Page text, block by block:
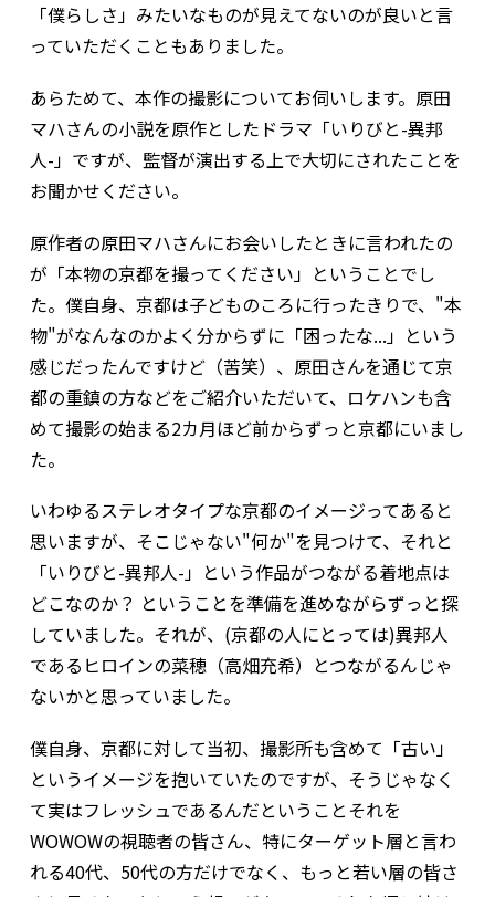
「僕らしさ」みたいなものが見えてないのが良いと言
っていただくこともありました。
――あらためて、本作の撮影についてお伺いします。原田
マハさんの小説を原作としたドラマ「いりびと-異邦
人-」ですが、監督が演出する上で大切にされたことを
お聞かせください。
原作者の原田マハさんにお会いしたときに言われたの
が「本物の京都を撮ってください」ということでし
た。僕自身、京都は子どものころに行ったきりで、"本
物"がなんなのかよく分からずに「困ったな...」という
感じだったんですけど（苦笑）、原田さんを通じて京
都の重鎮の方などをご紹介いただいて、ロケハンも含
めて撮影の始まる2カ月ほど前からずっと京都にいまし
た。
いわゆるステレオタイプな京都のイメージってあると
思いますが、そこじゃない"何か"を見つけて、それと
「いりびと-異邦人-」という作品がつながる着地点は
どこなのか？ ということを準備を進めながらずっと探
していました。それが、(京都の人にとっては)異邦人
であるヒロインの菜穂（高畑充希）とつながるんじゃ
ないかと思っていました。
僕自身、京都に対して当初、撮影所も含めて「古い」
というイメージを抱いていたのですが、そうじゃなく
て実はフレッシュであるんだということ――それを
WOWOWの視聴者の皆さん、特にターゲット層と言わ
れる40代、50代の方だけでなく、もっと若い層の皆さ